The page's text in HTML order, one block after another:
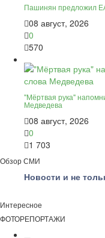
Пашинян предложил
08 август, 2026
0
570
"Мёртвая рука"
Медведева
08 август, 2026
0
1 703
Обзор СМИ
Новости и не
Интересное
ФОТОРЕПОРТАЖИ